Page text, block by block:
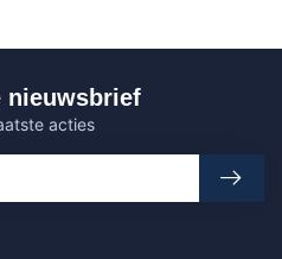
nieuwsbrief
acties